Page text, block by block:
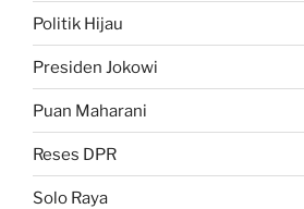
Politik Hijau
Presiden Jokowi
Puan Maharani
Reses DPR
Solo Raya